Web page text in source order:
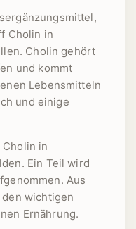
Cholin in
Cholin gehört
und kommt
Lebensmitteln
und einige
in
Ein Teil wird
Aus
wichtigen
Ernährung.